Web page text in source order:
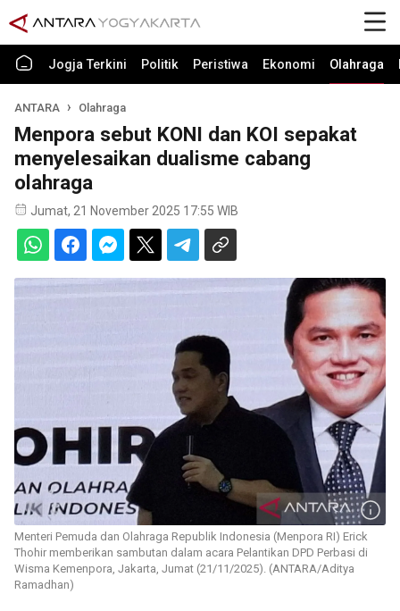
Jogja Terkini Politik Peristiwa Ekonomi Olahraga
ANTARA Olahraga
Menpora sebut KONI dan KOI sepakat
menyelesaikan dualisme cabang
olahraga
Jumat, 21 November 2025 17:55 WIB
Menteri Pemuda dan Olahraga Republik Indonesia (Menpora RI) Erick
Thohir memberikan sambutan dalam acara Pelantikan DPD Perbasi di
Wisma Kemenpora, Jakarta, Jumat (21/11/2025). (ANTARA/Aditya
Ramadhan)